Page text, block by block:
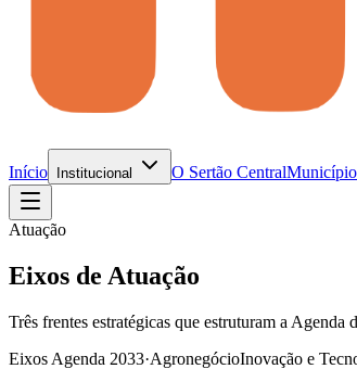
Início Institucional O Sertão Central
Atuação
Eixos de Atuação
Três frentes estratégicas que estruturam a
Eixos Agenda 2033·AgronegócioInovação e